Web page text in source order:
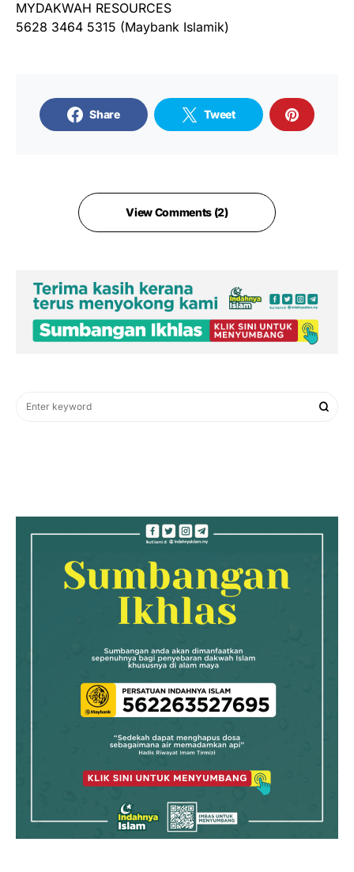
MYDAKWAH RESOURCES
5628 3464 5315 (Maybank Islamik)
Share Tweet
View Comments (2)